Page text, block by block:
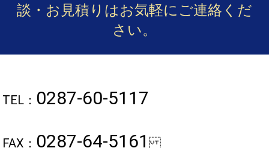
談・お見積りはお気軽にご連絡くだ
さい。
TEL： 0287-60-5117
FAX： 0287-64-5161